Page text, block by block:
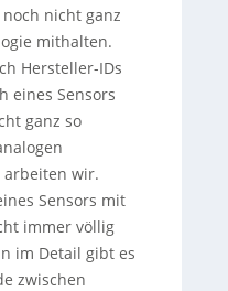
nicht ganz
mithalten.
Hersteller-IDs
eines Sensors
ganz so
arbeiten wir.
Sensors mit
immer völlig
im Detail gibt es
zwischen